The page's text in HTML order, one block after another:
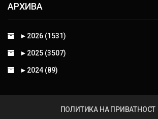
АРХИВА
► 2026 (1531)
► 2025 (3507)
► 2024 (89)
ПОЛИТИКА НА ПРИВАТНОСТ